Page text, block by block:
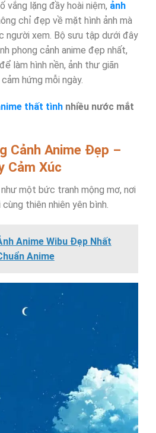
vắng lặng đầy hoài niệm, ảnh
chỉ đẹp về mặt hình ảnh mà
người xem. Bộ sưu tập dưới đây
phong cảnh anime đẹp nhất,
làm hình nền, ảnh thư giãn
hứng mỗi ngày.
thất tìnhnhiều nước mắt
Cảnh Anime Đẹp –
Cảm Xúc
như một bức tranh mộng mơ, nơi
thiên nhiên yên bình.
Anime Wibu Đẹp Nhất
Anime